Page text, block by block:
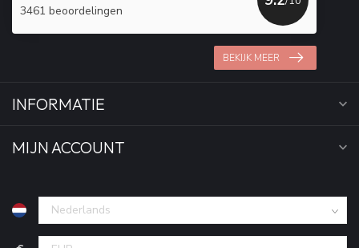
3461 beoordelingen
BEKIJK MEER
INFORMATIE
MIJN ACCOUNT